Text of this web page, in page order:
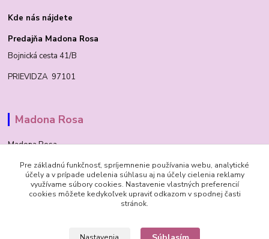
Kde nás nájdete
Predajňa Madona Rosa
Bojnická cesta 41/B
PRIEVIDZA 97101
Madona Rosa
Madona Rosa
Richard
+421 905 276 211
Pre základnú funkčnosť, spríjemnenie používania webu, analytické
účely a v prípade udelenia súhlasu aj na účely cielenia reklamy
využívame súbory cookies. Nastavenie vlastných preferencií
cookies môžete kedykoľvek upraviť odkazom v spodnej časti
stránok.